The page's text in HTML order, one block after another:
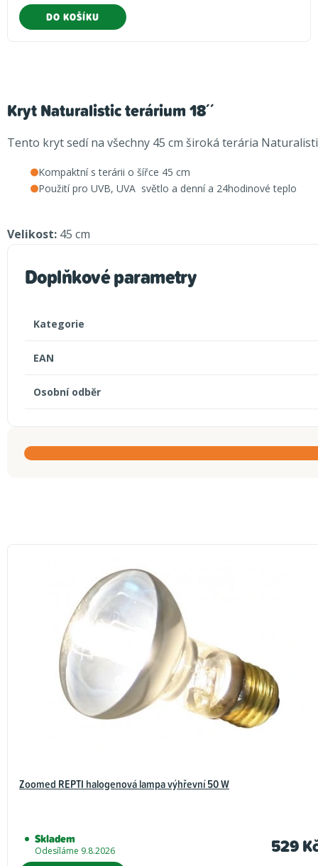
DO KOŠÍKU
Kryt Naturalistic terárium 18´´
Tento kryt sedí na všechny 45 cm široká terária
Kompaktní s terárii o šířce 45 cm
Použití pro UVB, UVA světlo a denní a 24hodinové teplo
Velikost: 45 cm
Doplňkové parametry
Kategorie
EAN
Osobní odběr
Zoomed REPTI halogenová lampa výhřevní 50 W
Skladem
Odesíláme 9.8.2026 529